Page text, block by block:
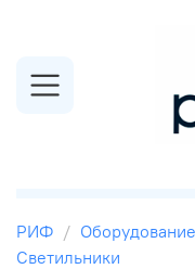
РИФ
Светильники